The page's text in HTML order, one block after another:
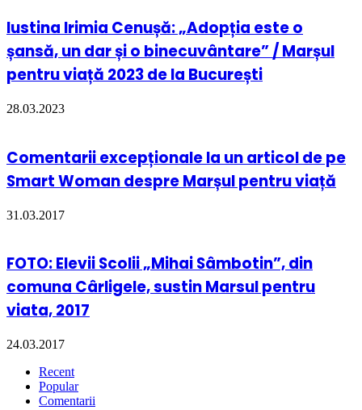
Iustina Irimia Cenușă: „Adopția este o
șansă, un dar și o binecuvântare” / Marșul
pentru viață 2023 de la București
28.03.2023
Comentarii excepționale la un articol de pe
Smart Woman despre Marșul pentru viață
31.03.2017
FOTO: Elevii Scolii „Mihai Sâmbotin”, din
comuna Cârligele, sustin Marsul pentru
viata, 2017
24.03.2017
Recent
Popular
Comentarii